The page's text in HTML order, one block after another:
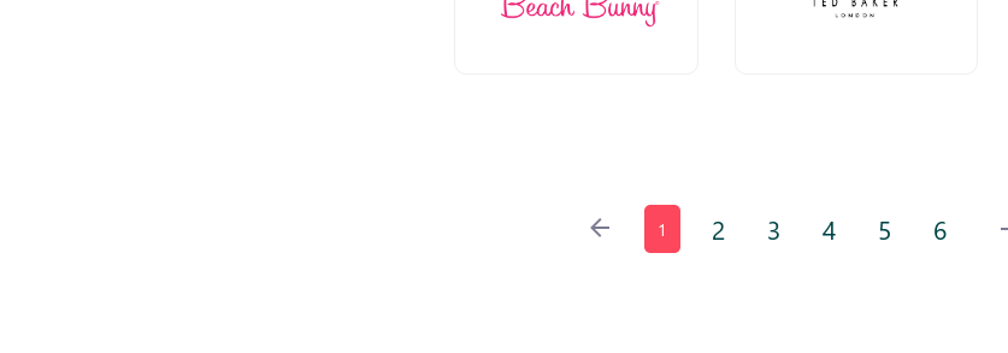
1 2 3 4 5 6